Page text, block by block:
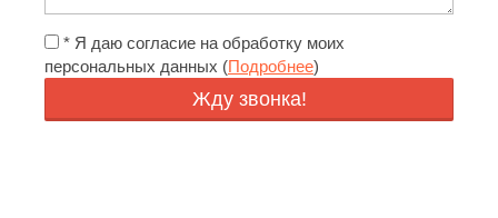
* Я даю согласие на обработку моих
персональных данных (Подробнее)
Жду звонка!